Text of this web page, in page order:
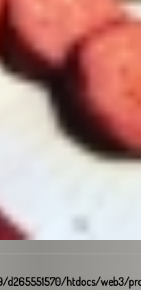
d265551570/htdocs/web3/